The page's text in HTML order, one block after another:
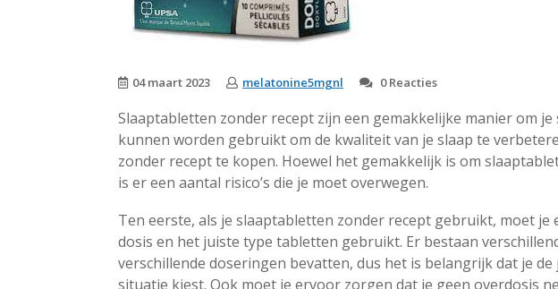
04 maart 2023 melatonine5mgnl 0 Reacties
Slaaptabletten zonder recept zijn een gemakkelijke manier om je
kunnen worden gebruikt om de kwaliteit van je slaap te
zonder recept te kopen. Hoewel het gemakkelijk is om
is er een aantal risico’s die je moet overwegen.
Ten eerste, als je slaaptabletten zonder recept gebruikt, moet je
dosis en het juiste type tabletten gebruikt. Er bestaan
verschillende doseringen bevatten, dus het is belangrijk dat je
situatie kiest. Ook moet je ervoor zorgen dat je geen overdosis